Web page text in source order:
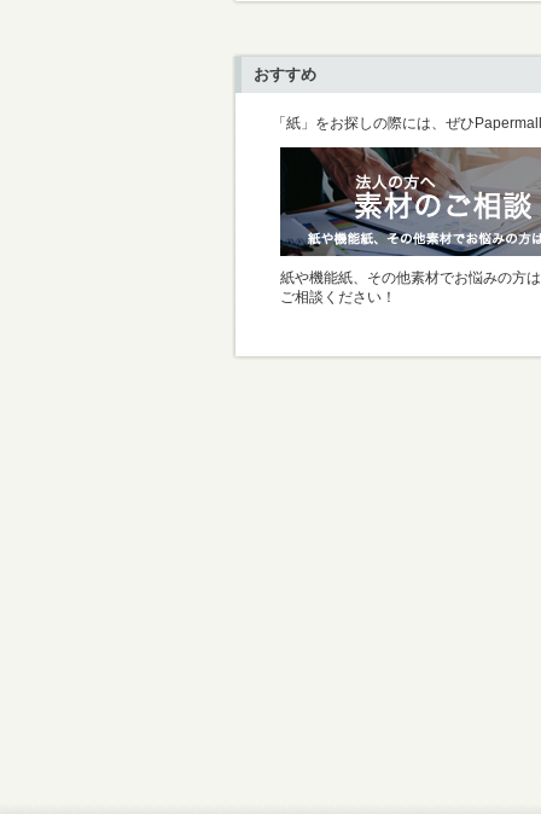
おすすめ
「紙」をお探しの際には、ぜひ
紙や機能紙、その他素材でお悩みの方
ご相談ください！